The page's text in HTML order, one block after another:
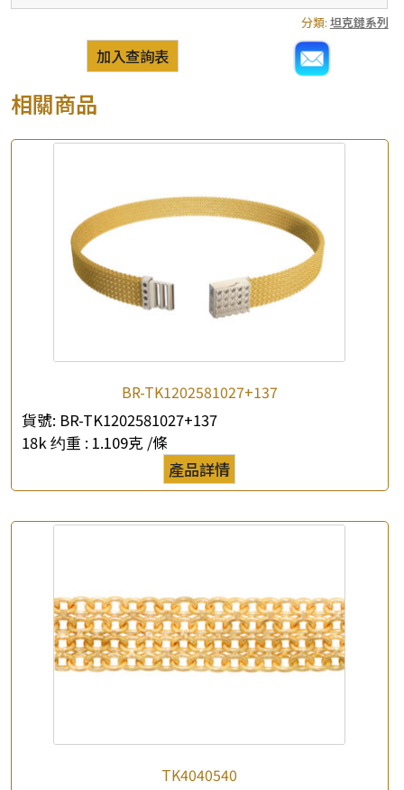
產品查詢
*你的名字
查詢以下產品
分類: 坦克鏈系列
加入查詢表
相關商品
BR-TK1202581027+137
貨號: BR-TK1202581027+137
18k 约重 : 1.109克 /條
產品詳情
TK4040540